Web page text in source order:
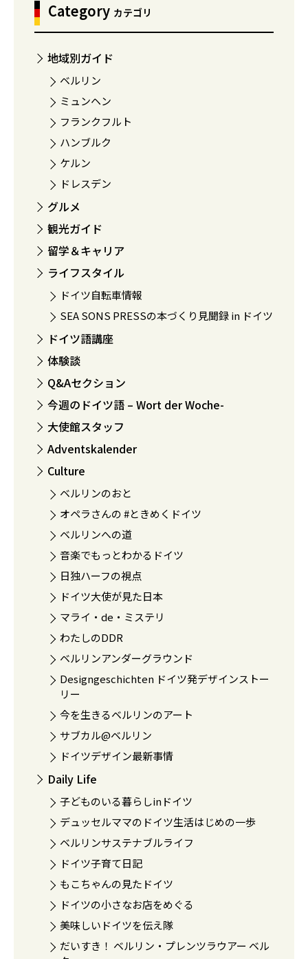
Category カテゴリ
地域別ガイド
ベルリン
ミュンヘン
フランクフルト
ハンブルク
ケルン
ドレスデン
グルメ
観光ガイド
留学＆キャリア
ライフスタイル
ドイツ自転車情報
SEA SONS PRESSの本づくり見聞録 in ドイツ
ドイツ語講座
体験談
Q&Aセクション
今週のドイツ語 – Wort der Woche-
大使館スタッフ
Adventskalender
Culture
ベルリンのおと
オペラさんの #ときめくドイツ
ベルリンへの道
音楽でもっとわかるドイツ
日独ハーフの視点
ドイツ大使が見た日本
マライ・de・ミステリ
わたしのDDR
ベルリンアンダーグラウンド
Designgeschichten ドイツ発デザインストー
リー
今を生きるベルリンのアート
サブカル@ベルリン
ドイツデザイン最新事情
Daily Life
子どものいる暮らしinドイツ
デュッセルママのドイツ生活はじめの一歩
ベルリンサステナブルライフ
ドイツ子育て日記
もこちゃんの見たドイツ
ドイツの小さなお店をめぐる
美味しいドイツを伝え隊
だいすき！ ベルリン・プレンツラウアー ベル